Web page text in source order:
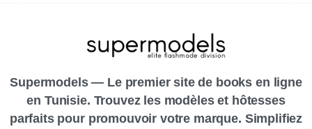
Supermodels — Le premier site de books en ligne
en Tunisie. Trouvez les modèles et hôtesses
parfaits pour promouvoir votre marque. Simplifiez